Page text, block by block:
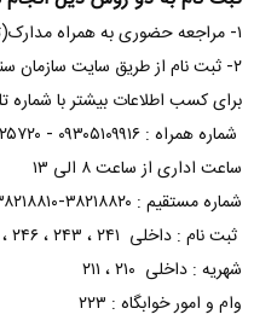
۱- مراجعه حضوری به همراه مدارک(توسط کارشناسان موسسه)
۲- ثبت نام از طریق سایت سازمان سنجش (توسط متقاضی)
برای کسب اطلاعات بیشتر با
شماره همراه : ۰۹۳۰۵۱۰۹۹۱۶ - ۰۹۹۱۷۱۲۵۷۲۰
ساعت اداری از ساعت ۸ الی ۱۳
شماره مستقیم : ۳۸۲۱۸۸۲۰-۳۸۲۱۸۸۱۰
ثبت نام : داخلی ۲۴۱ ، ۲۴۳ ، ۲۴۶ ، ۲۴۷
شهریه : داخلی ۲۱۰ ، ۲۱۱
وام و امور خوابگاه : ۲۲۳